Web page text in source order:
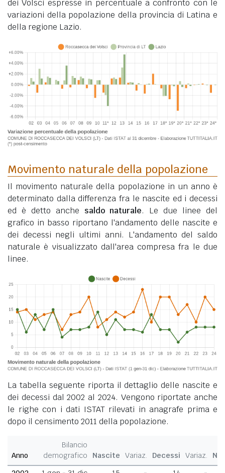
dei Volsci espresse in percentuale a confronto con le
variazioni della popolazione della provincia di Latina e
della regione Lazio.
Movimento naturale della popolazione
Il movimento naturale della popolazione in un anno è
determinato dalla differenza fra le nascite ed i decessi
ed è detto anche saldo naturale. Le due linee del
grafico in basso riportano l'andamento delle nascite e
dei decessi negli ultimi anni. L'andamento del saldo
naturale è visualizzato dall'area compresa fra le due
linee.
La tabella seguente riporta il dettaglio delle nascite e
dei decessi dal 2002 al 2024. Vengono riportate anche
le righe con i dati ISTAT rilevati in anagrafe prima e
dopo il censimento 2011 della popolazione.
Anno
Bilancio
demografico
Nascite Variaz. Decessi Variaz.